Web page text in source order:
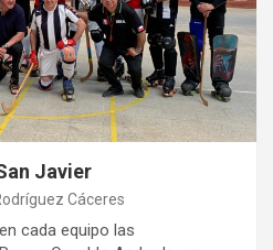
Javier
Cáceres
cada equipo las